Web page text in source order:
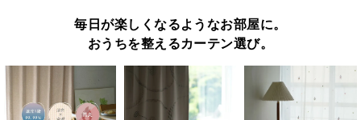
毎日が楽しくなるようなお部屋に。
おうちを整えるカーテン選び。